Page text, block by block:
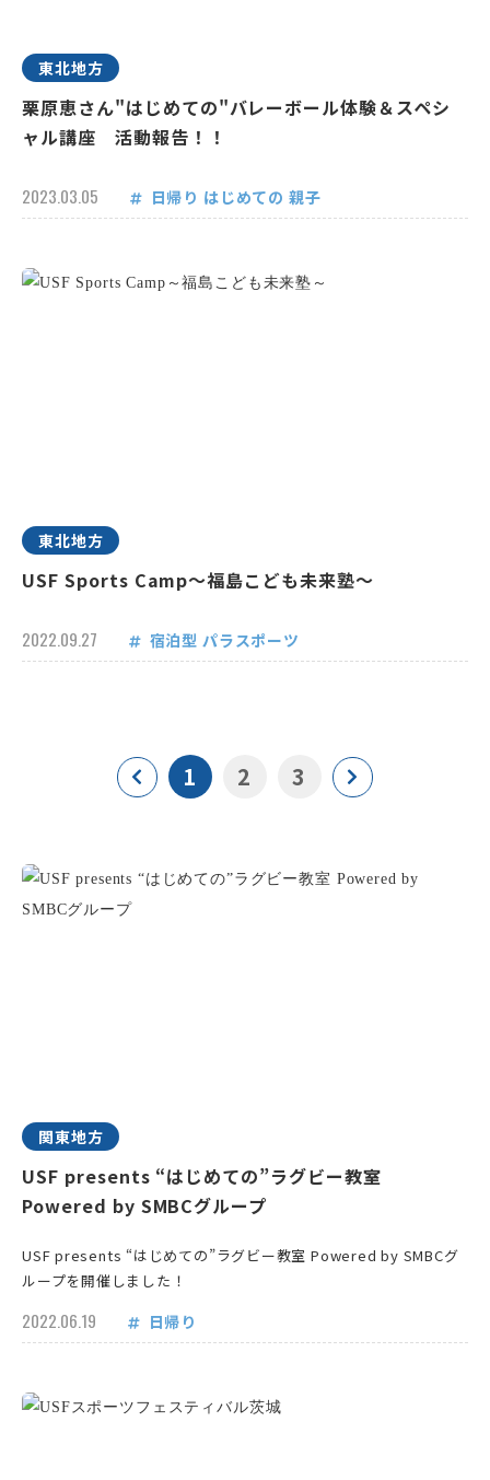
東北地方
栗原恵さん"はじめての"バレーボール体験＆スペシ
ャル講座 活動報告！！
2023.03.05 日帰り はじめての 親子
東北地方
USF Sports Camp～福島こども未来塾～
2022.09.27 宿泊型 パラスポーツ
1 2 3
関東地方
USF presents “はじめての”ラグビー教室
Powered by SMBCグループ
USF presents “はじめての”ラグビー教室 Powered by SMBCグ
ループを開催しました！
2022.06.19 日帰り